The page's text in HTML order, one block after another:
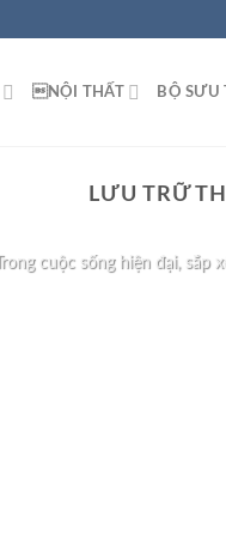
NỘI THẤT BỘ SƯU
LƯU TRỮ
Tủ Quần Áo
cuộc sống hiện đại, sắp